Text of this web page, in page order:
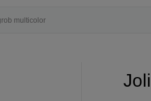
multicolor